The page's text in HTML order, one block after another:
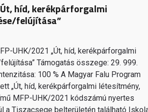
híd, kerékpárforgalmi
felújítása”
UHK/2021 „Út, híd, kerékpárforgalmi
Támogatás összege: 29. 999.
100 % A Magyar Falu Program
„Út, híd, kerékpárforgalmi létesítmény,
MFP-UHK/2021 kódszámú nyertes
a Tiszacsege belterületén található